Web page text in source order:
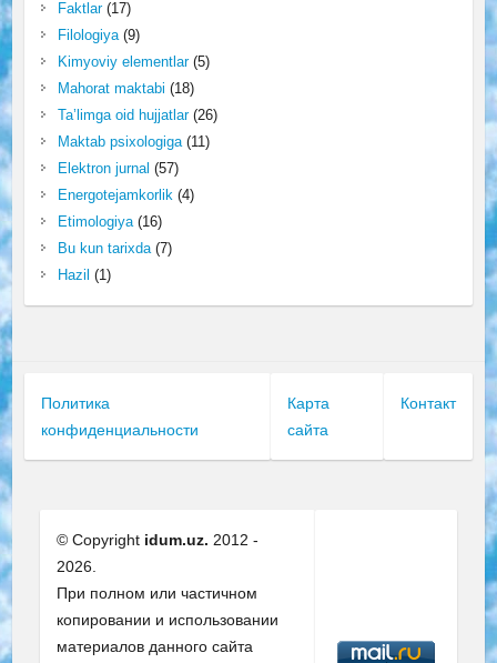
Faktlar(17)
Filologiya(9)
Kimyoviy elementlar(5)
Mahorat maktabi (18)
Ta’limga oid hujjatlar(26)
Maktab psixologiga(11)
Elektron jurnal (57)
Energotejamkorlik(4)
Etimologiya(16)
Bu kun tarixda(7)
Hazil (1)
Политика
конфиденциальности
Карта
сайта
Контакт
© Copyright idum.uz. 2012 -
2026.
При полном или частичном
копировании и использовании
материалов данного сайта